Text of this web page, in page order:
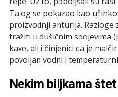
Talog se pokazao kao
proizvodnji anturija. Razloge
tražiti u dušičnim spojevima
kave, ali i činjenici da je
povoljan vodni i
Nekim biljkama